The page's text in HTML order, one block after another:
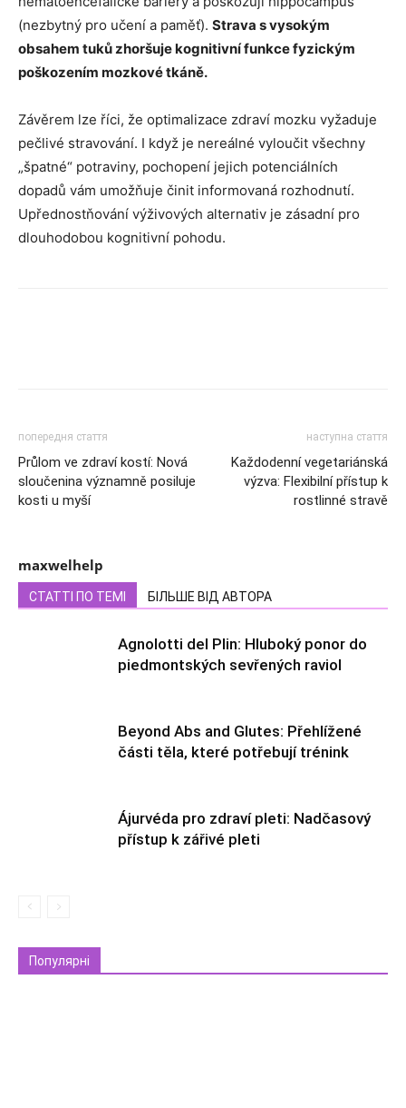
(nezbytný pro učení a paměť). Strava s vysokým
obsahem tuků zhoršuje kognitivní funkce fyzickým
poškozením mozkové tkáně.
Závěrem lze říci, že optimalizace zdraví mozku vyžaduje
pečlivé stravování. I když je nereálné vyloučit všechny
„špatné“ potraviny, pochopení jejich potenciálních
dopadů vám umožňuje činit informovaná rozhodnutí.
Upřednostňování výživových alternativ je zásadní pro
dlouhodobou kognitivní pohodu.
попередня стаття
Průlom ve zdraví kostí: Nová
sloučenina významně posiluje
kosti u myší
наступна стаття
Každodenní vegetariánská
výzva: Flexibilní přístup k
rostlinné stravě
maxwelhelp
СТАТТІ ПО ТЕМІ БІЛЬШЕ ВІД АВТОРА
Agnolotti del Plin: Hluboký ponor do
piedmontských sevřených raviol
Beyond Abs and Glutes: Přehlížené
části těla, které potřebují trénink
Ájurvéda pro zdraví pleti: Nadčasový
přístup k zářivé pleti
Популярні